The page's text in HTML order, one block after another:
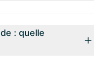
: quelle